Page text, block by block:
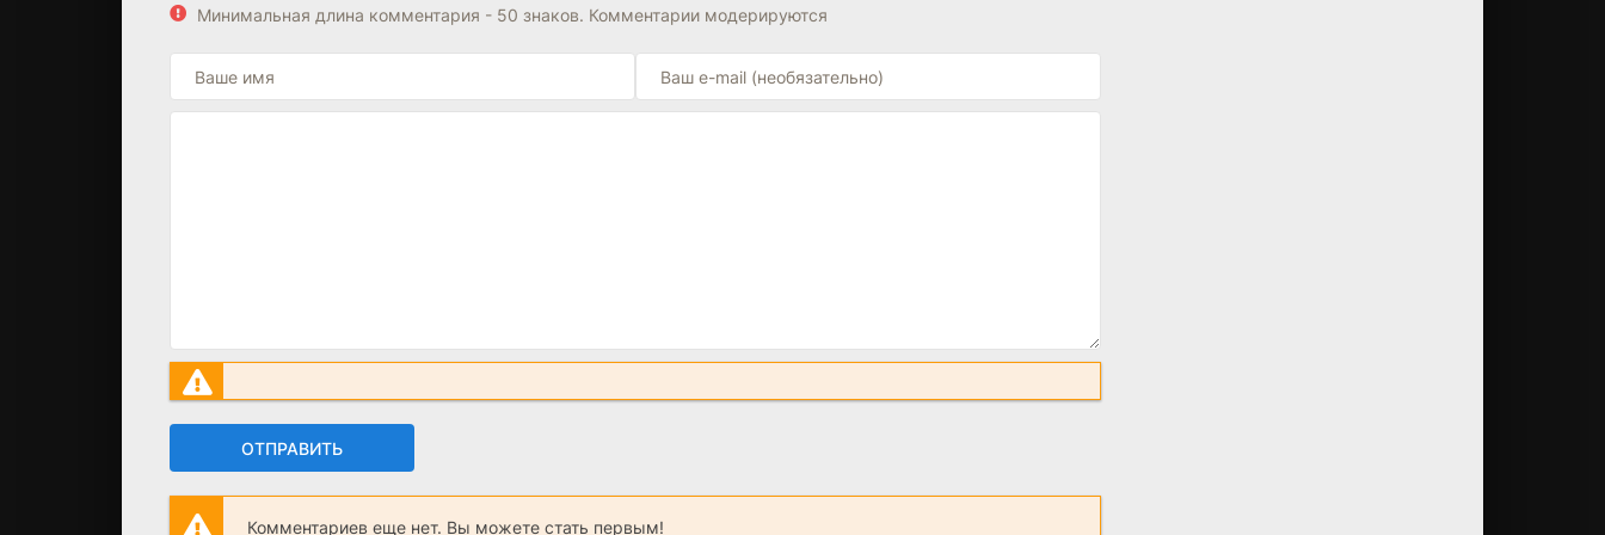
Минимальная длина комментария - 50 знаков. Комментарии модерируются
ОТПРАВИТЬ
Комментариев еще нет. Вы можете стать первым!